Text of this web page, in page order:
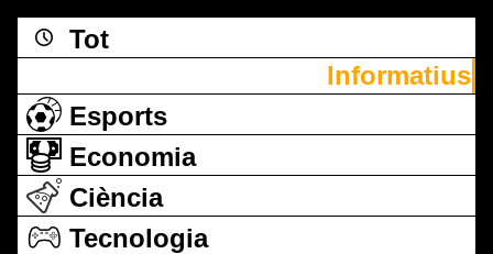
Tot
Informatius
Esports
Economia
Ciència
Tecnologia